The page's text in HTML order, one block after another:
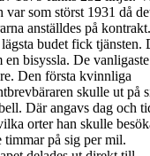
var som störst 1931 då
anställdes på kontrakt.
budet fick tjänsten.
en bisyssla. De vanligaste
Den första kvinnliga
skulle ut på
Därangavs dag och
orter han skulle
timmarpå sig per mil.